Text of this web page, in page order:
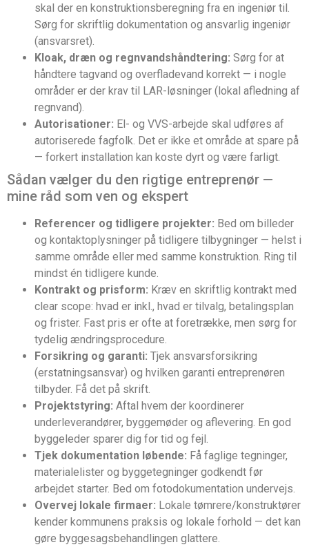
skal der en konstruktionsberegning fra en ingeniør til.
Sørg for skriftlig dokumentation og ansvarlig ingeniør
(ansvarsret).
Kloak, dræn og regnvandshåndtering: Sørg for at
håndtere tagvand og overfladevand korrekt — i nogle
områder er der krav til LAR-løsninger (lokal afledning af
regnvand).
Autorisationer: El- og VVS-arbejde skal udføres af
autoriserede fagfolk. Det er ikke et område at spare på
— forkert installation kan koste dyrt og være farligt.
Sådan vælger du den rigtige entreprenør —
mine råd som ven og ekspert
Referencer og tidligere projekter: Bed om billeder
og kontaktoplysninger på tidligere tilbygninger — helst i
samme område eller med samme konstruktion. Ring til
mindst én tidligere kunde.
Kontrakt og prisform: Kræv en skriftlig kontrakt med
clear scope: hvad er inkl., hvad er tilvalg, betalingsplan
og frister. Fast pris er ofte at foretrække, men sørg for
tydelig ændringsprocedure.
Forsikring og garanti: Tjek ansvarsforsikring
(erstatningsansvar) og hvilken garanti entreprenøren
tilbyder. Få det på skrift.
Projektstyring: Aftal hvem der koordinerer
underleverandører, byggemøder og aflevering. En god
byggeleder sparer dig for tid og fejl.
Tjek dokumentation løbende: Få faglige tegninger,
materialelister og byggetegninger godkendt før
arbejdet starter. Bed om fotodokumentation undervejs.
Overvej lokale firmaer: Lokale tømrere/konstruktører
kender kommunens praksis og lokale forhold — det kan
gøre byggesagsbehandlingen glattere.